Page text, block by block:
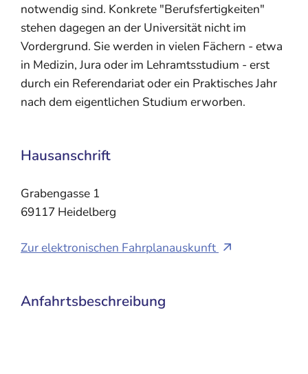
notwendig sind. Konkrete "Berufsfertigkeiten"
stehen dagegen an der Universität nicht im
Vordergrund. Sie werden in vielen Fächern - etwa
in Medizin, Jura oder im Lehramtsstudium - erst
durch ein Referendariat oder ein Praktisches Jahr
nach dem eigentlichen Studium erworben.
Hausanschrift
Grabengasse 1
69117 Heidelberg
Zur elektronischen Fahrplanauskunft
Anfahrtsbeschreibung